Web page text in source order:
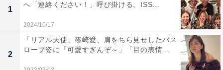
1
へ「連絡ください！」呼び掛ける。ISS...
2024/10/17
2
「リアル天使」篠崎愛、肩をちら見せしたバス
ローブ姿に「可愛すぎんぞ～」「目の表情...